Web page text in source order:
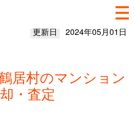
更新日 2024年05月01日
居村のマンション
・査定